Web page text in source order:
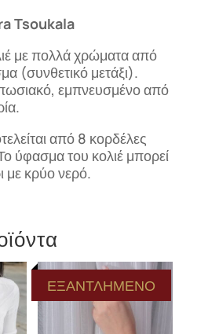
Tsoukala
με πολλά χρώματα από
(συνθετικό μετάξι).
εμπνευσμένο από
από 8 κορδέλες
ύφασμα του κολιέ μπορεί
με κρύο νερό.
ΕΞΑΝΤΛΗΜΕΝΟ